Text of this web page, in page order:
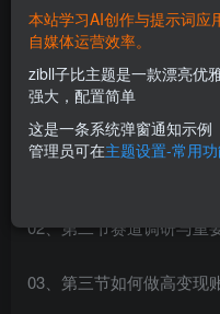
课程内容：
02、第二节赛道调研与重
03、第三节如何做高变现
本站学习AI创作与提示词应
自媒体运营效率。
zibll子比主题是一款漂亮优
强大，配置简单
这是一条系统弹窗通知示例
管理员可在主题设置-常用